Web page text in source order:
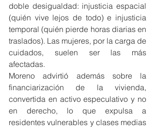
doble desigualdad: injusticia espacial
(quién vive lejos de todo) e injusticia
temporal (quién pierde horas diarias en
traslados). Las mujeres, por la carga de
cuidados, suelen ser las más
afectadas.
Moreno advirtió además sobre la
financiarización de la vivienda,
convertida en activo especulativo y no
en derecho, lo que expulsa a
residentes vulnerables y clases medias